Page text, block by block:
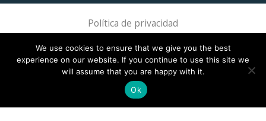
Política de privacidad
We use cookies to ensure that we give you the best
experience on our website. If you continue to use this site we
will assume that you are happy with it.
Ok